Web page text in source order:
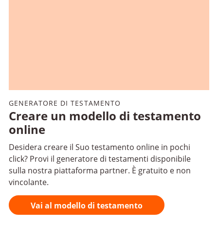
Creare un modello di testamento
online
GENERATORE DI TESTAMENTO
Desidera creare il Suo testamento online in pochi
click? Provi il generatore di testamenti disponibile
sulla nostra piattaforma partner. È gratuito e non
vincolante.
Vai al modello di testamento